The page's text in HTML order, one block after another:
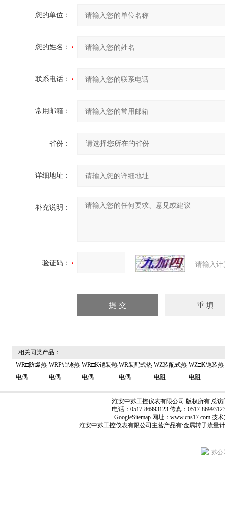
您的单位：
您的姓名：
联系电话：
常用邮箱：
省份：
详细地址：
补充说明：
验证码： 请输入
相关同类产品：
WR□防爆热
电偶
WRP铂铑热
电偶
WR□K铠装热
电偶
WR装配式热
电偶
WZ装配式热
电阻
WZ□K铠装热
电阻
淮安中苏工控仪表有限公司 版权所有 总访
电话：0517-86993123 传真：0517-
GoogleSitemap 网址：www.cns17.com 技
淮安中苏工控仪表有限公司主营产品有:金属转子流量计
苏公